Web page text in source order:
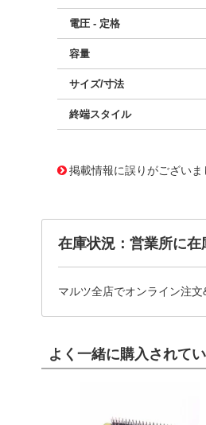
電圧 - 定格
容量
サイズ/寸法
終端スタイル
掲載情報に誤りがございま
在庫状況：営業所に在
マルツ全店でオンライン注
よく一緒に購入されて